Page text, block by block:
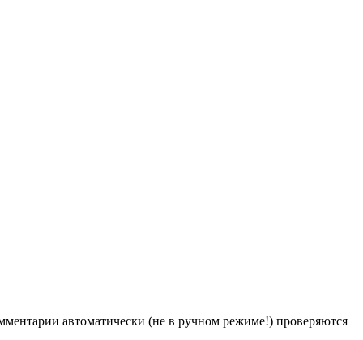
автоматически (не в ручном режиме!) проверяются